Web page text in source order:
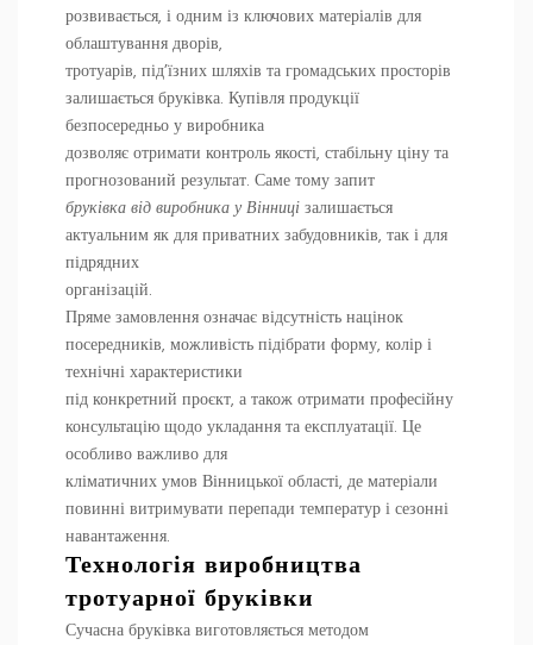
розвивається, і одним із ключових матеріалів для
облаштування дворів,
тротуарів, під’їзних шляхів та громадських просторів
залишається бруківка. Купівля продукції
безпосередньо у виробника
дозволяє отримати контроль якості, стабільну ціну та
прогнозований результат. Саме тому запит
бруківка від виробника у Вінниці залишається
актуальним як для приватних забудовників, так і для
підрядних
організацій.
Пряме замовлення означає відсутність націнок
посередників, можливість підібрати форму, колір і
технічні характеристики
під конкретний проєкт, а також отримати професійну
консультацію щодо укладання та експлуатації. Це
особливо важливо для
кліматичних умов Вінницької області, де матеріали
повинні витримувати перепади температур і сезонні
навантаження.
Технологія виробництва
тротуарної бруківки
Сучасна бруківка виготовляється методом